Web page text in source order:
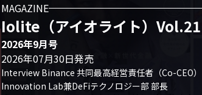
MAGAZINE
Iolite（アイオライト）Vol.21
2026年9月号
2026年07月30日発売
Interview Binance 共同最高経営責任者（Co-CEO
Innovation Lab兼DeFiテクノロジー部 部長